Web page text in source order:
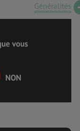
Généralités
vous
NON